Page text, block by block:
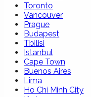
Toronto
Vancouver
Prague
Budapest
Tbilisi
Istanbul
Cape Town
Buenos Aires
Lima
Ho Chi Minh City